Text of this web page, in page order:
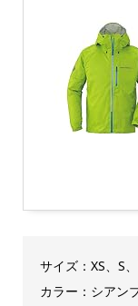
サイズ：XS、S
カラー：シアン